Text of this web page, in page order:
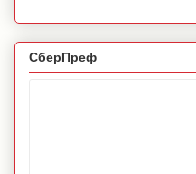
СберПреф